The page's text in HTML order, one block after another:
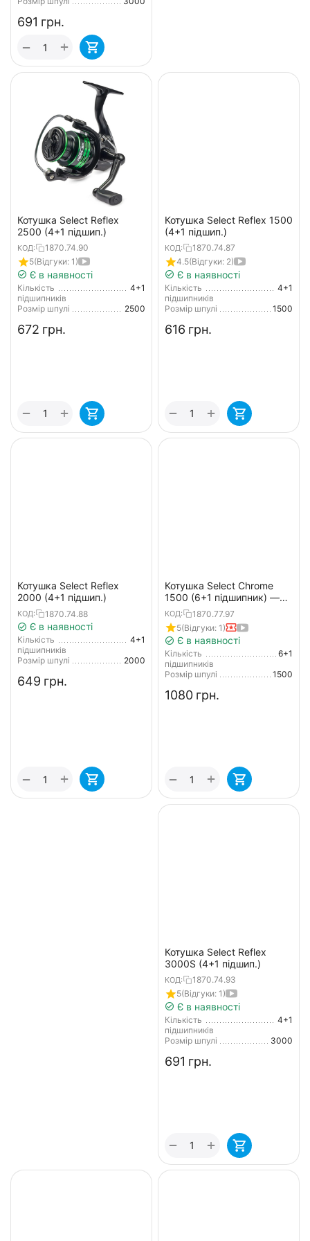
Мультиплікаторні
‍691‍ грн.
+
−
Котушка Select Reflex
2500 (4+1 підшип.)
КОД:
1870.74.90
5(Відгуки: 1)
Є в наявності
Кількість
підшипників
4+1
Розмір шпулі
2500
‍672‍ грн.
+
−
Котушка Select Reflex 1500
(4+1 підшип.)
КОД:
1870.74.87
4.5(Відгуки: 2)
Є в наявності
Кількість
підшипників
4+1
Розмір шпулі
1500
‍616‍ грн.
+
−
Котушка Select Reflex
2000 (4+1 підшип.)
КОД: 1870.74.88
Є в наявності
Кількість
підшипників
4+1
Розмір шпулі
2000
‍649‍ грн.
+
−
Котушка Select Chrome
1500 (6+1 підшипник) —
для ультралайту і
мікроджигу
КОД:
1870.77.97
5(Відгуки: 1)
Є в наявності
Кількість
підшипників
6+1
Розмір шпулі
1500
‍1080‍ грн.
+
−
Котушка Select Reflex
3000S (4+1 підшип.)
КОД:
1870.74.93
5(Відгуки: 1)
Є в наявності
Кількість
підшипників
4+1
Розмір шпулі
3000
‍691‍ грн.
+
−